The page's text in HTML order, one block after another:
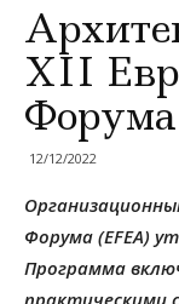
XII
12/12/2022
Форума (EFEA)
Программа
практическими